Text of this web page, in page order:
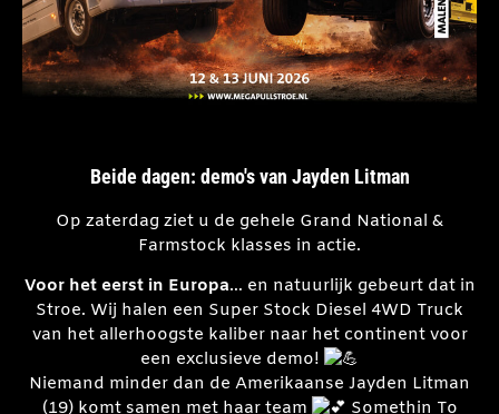
Beide dagen: demo's van Jayden Litman
Op zaterdag ziet u de gehele Grand National &
Farmstock klasses in actie.
Voor het eerst in Europa… en natuurlijk gebeurt dat in
Stroe. Wij halen een Super Stock Diesel 4WD Truck
van het allerhoogste kaliber naar het continent voor
een exclusieve demo!
Niemand minder dan de Amerikaanse Jayden Litman
(19) komt samen met haar team
Somethin To